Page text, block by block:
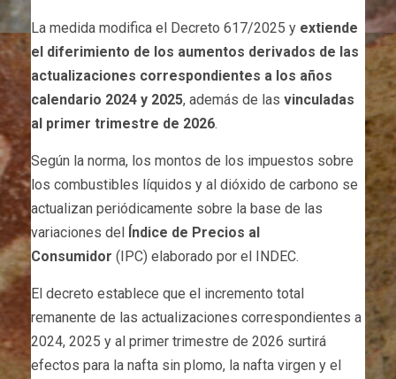
La medida modifica el Decreto 617/2025 y extiende
el diferimiento de los aumentos derivados de las
actualizaciones correspondientes a los años
calendario 2024 y 2025, además de las vinculadas
al primer trimestre de 2026.
Según la norma, los montos de los impuestos sobre
los combustibles líquidos y al dióxido de carbono se
actualizan periódicamente sobre la base de las
variaciones del Índice de Precios al
Consumidor (IPC) elaborado por el INDEC.
El decreto establece que el incremento total
remanente de las actualizaciones correspondientes a
2024, 2025 y al primer trimestre de 2026 surtirá
efectos para la nafta sin plomo, la nafta virgen y el